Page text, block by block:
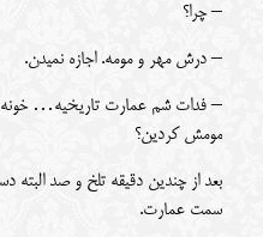
– چرا؟
– درش مهر و مومه. اجازه نمیدن.
– فدات شم عمارت تاریخیه… خونه
مومش کردین؟
بعد از چندین دقیقه تلخ و صد
سمت عمارت.